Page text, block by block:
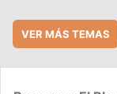
VER MÁS TEMAS